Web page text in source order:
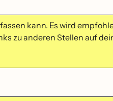
kann. Es wird
zu anderen Stellen auf